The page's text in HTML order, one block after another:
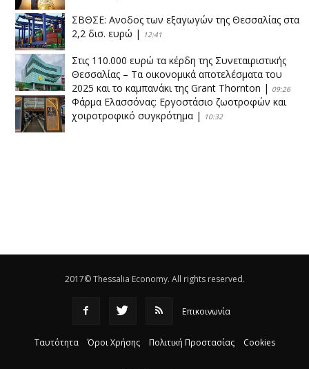
ΣΒΘΣΕ: Aνοδος των εξαγωγών της Θεσσαλίας στα
2,2 δισ. ευρώ | 12:41
Στις 110.000 ευρώ τα κέρδη της Συνεταιριστικής
Θεσσαλίας – Τα οικονομικά αποτελέσματα του
2025 και το καμπανάκι της Grant Thornton | 09:26
Φάρμα Ελασσόνας: Εργοστάσιο ζωοτροφών και
χοιροτροφικό συγκρότημα | 10:32
2017© Thessalia Economy. All rights reserved.
Επικοινωνία
Ταυτότητα Όροι Χρήσης Πολιτική Προστασίας Cookies